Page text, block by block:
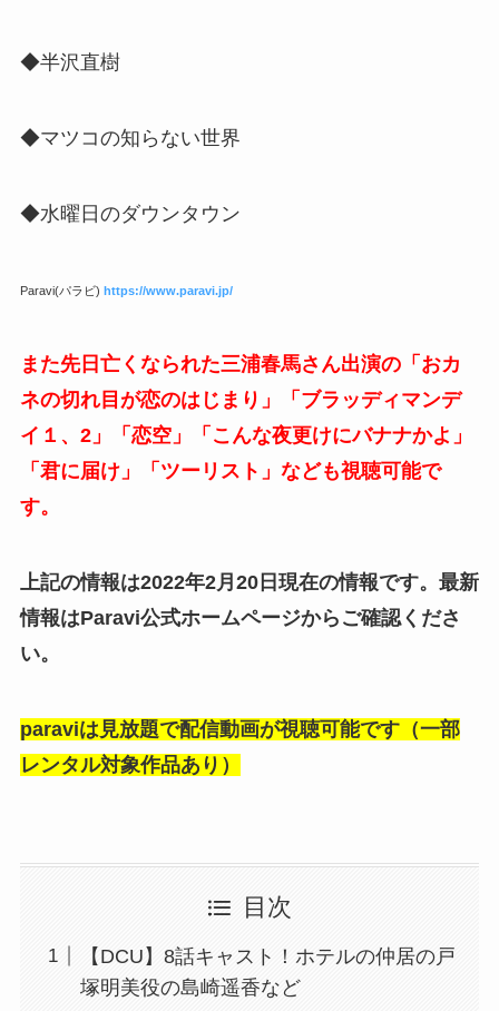
◆半沢直樹
◆マツコの知らない世界
◆水曜日のダウンタウン
Paravi(パラビ) https://www.paravi.jp/
また先日亡くなられた三浦春馬さん出演の「おカ
ネの切れ目が恋のはじまり」「ブラッディマンデ
イ１、2」「恋空」「こんな夜更けにバナナかよ」
「君に届け」「ツーリスト」なども視聴可能で
す。
上記の情報は2022年2月20日現在の情報です。最新
情報はParavi公式ホームページからご確認くださ
い。
paraviは見放題で配信動画が視聴可能です（一部
レンタル対象作品あり）
目次
【DCU】8話キャスト！ホテルの仲居の戸
塚明美役の島崎遥香など